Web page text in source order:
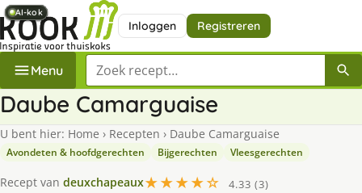
Inloggen Registreren
Menu Zoek een recept
Daube Camarguaise
U bent hier: Home › Recepten › Daube Camarguaise
Avondeten & hoofdgerechten Bijgerechten Vleesgerechten
Recept van deuxchapeaux★★★★☆
4.33 (3)
AI-kok
AI-kok
AI-kok
AI-kok
AI-kok
AI-kok
AI-kok